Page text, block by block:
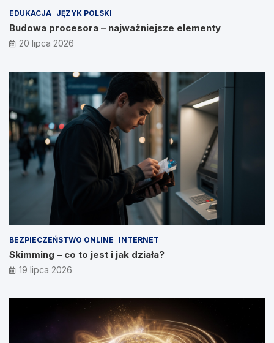
EDUKACJA JĘZYK POLSKI
Budowa procesora – najważniejsze elementy
20 lipca 2026
BEZPIECZEŃSTWO ONLINE INTERNET
Skimming – co to jest i jak działa?
19 lipca 2026